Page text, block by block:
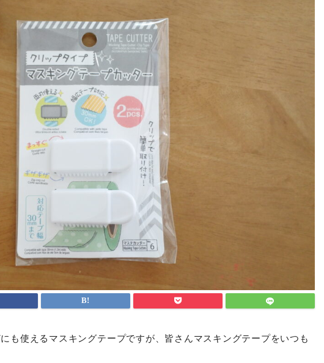
も使えるマスキングテープですが、皆さんマスキングテープをいつも